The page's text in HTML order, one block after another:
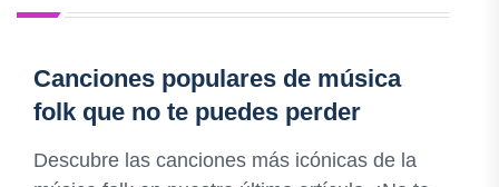
Canciones populares de música
folk que no te puedes perder
Descubre las canciones más icónicas de la